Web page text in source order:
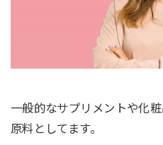
一般的なサプリメントや化
原料としてます。